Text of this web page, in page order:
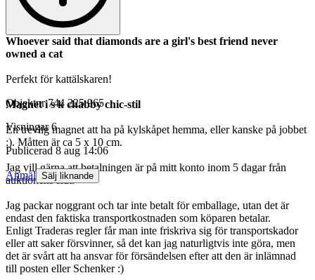
Whoever said that diamonds are a girl's best friend never
owned a cat
Perfekt för kattälskaren!
Magnet i s k chabby chic-stil
En trevlig magnet att ha på kylskåpet hemma, eller kanske på jobbet
:). Måtten är ca 5 x 10 cm.
Jag vill gärna att betalningen är på mitt konto inom 5 dagar från
auktionens slut.
Jag packar noggrant och tar inte betalt för emballage, utan det är
endast den faktiska transportkostnaden som köparen betalar.
Enligt Traderas regler får man inte friskriva sig för transportskador
eller att saker försvinner, så det kan jag naturligtvis inte göra, men
det är svårt att ha ansvar för försändelsen efter att den är inlämnad
till posten eller Schenker :)
Objektnr 744 225 965
Visningar 6
Publicerad 8 aug 14:06
Anmäl Sälj liknande